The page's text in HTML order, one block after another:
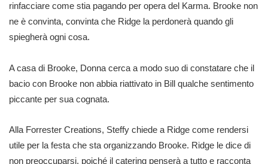
rinfacciare come stia pagando per opera del Karma. Brooke non
ne è convinta, convinta che Ridge la perdonerà quando gli
spiegherà ogni cosa.
A casa di Brooke, Donna cerca a modo suo di constatare che il
bacio con Brooke non abbia riattivato in Bill qualche sentimento
piccante per sua cognata.
Alla Forrester Creations, Steffy chiede a Ridge come rendersi
utile per la festa che sta organizzando Brooke. Ridge le dice di
non preoccuparsi, poiché il catering penserà a tutto e racconta